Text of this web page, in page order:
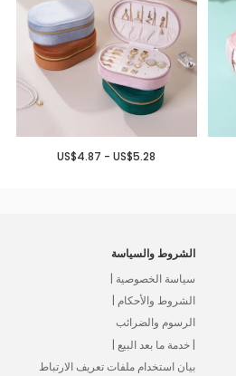
US$4.87 - US$5.28
الشروط والسياسة
سياسة الخصوصية |
الشروط والأحكام |
الرسوم والضرائب
| خدمة ما بعد البيع |
بيان استخدام ملفات تعريف الارتباط